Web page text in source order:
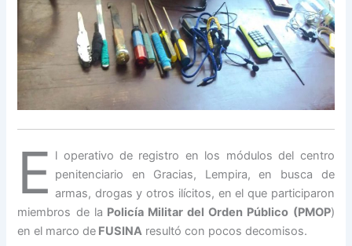
E l operativo de registro en los módulos del centro
penitenciario en Gracias, Lempira, en busca de
armas, drogas y otros ilícitos, en el que participaron
miembros de la Policía Militar del Orden Público (PMOP)
en el marco de FUSINA resultó con pocos decomisos.